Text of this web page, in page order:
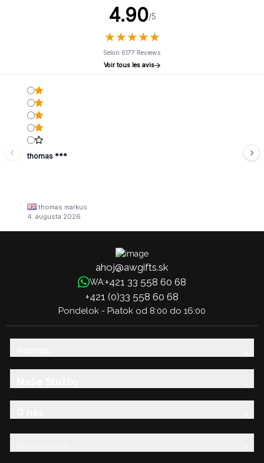
4.90/5
★★★★★
★★★★★
Selon 6177 Reviews
Voir tous les avis
thomas ***
thomas markus
4. augusta 2026
ahoj@awgifts.sk
WA:+421 33 558 60 68
+421 (0)33 558 60 68
Pondelok - Piatok od 8:00 do 16:00